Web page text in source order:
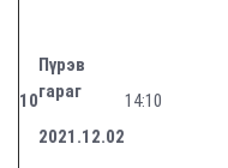
10
Пүрэв
гараг
2021.12.02
14:10